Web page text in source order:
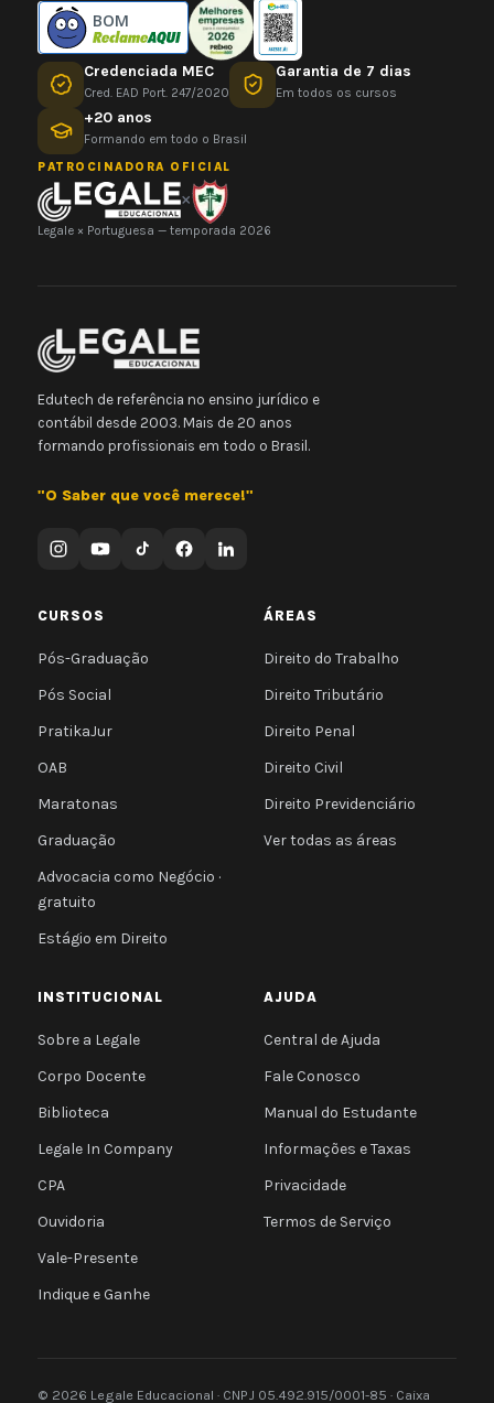
BOM
Credenciada MEC
Cred. EAD Port. 247/2020
Garantia de 7 dias
Em todos os cursos
+20 anos
Formando em todo o Brasil
PATROCINADORA OFICIAL
×
Legale × Portuguesa — temporada 2026
Edutech de referência no ensino jurídico e
contábil desde 2003. Mais de 20 anos
formando profissionais em todo o Brasil.
"O Saber que você merece!"
CURSOS
Pós-Graduação
Pós Social
PratikaJur
OAB
Maratonas
Graduação
Advocacia como Negócio ·
gratuito
Estágio em Direito
ÁREAS
Direito do Trabalho
Direito Tributário
Direito Penal
Direito Civil
Direito Previdenciário
Ver todas as áreas
INSTITUCIONAL
Sobre a Legale
Corpo Docente
Biblioteca
Legale In Company
CPA
Ouvidoria
Vale-Presente
Indique e Ganhe
AJUDA
Central de Ajuda
Fale Conosco
Manual do Estudante
Informações e Taxas
Privacidade
Termos de Serviço
© 2026 Legale Educacional · CNPJ 05.492.915/0001-85 · Caixa